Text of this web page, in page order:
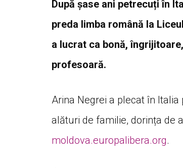
După șase ani petrecuți în
preda limba română la
a lucrat ca bonă,
profesoară.
Arina Negrei a plecat în
alături de familie, dorința de
moldova.europalibera.org.